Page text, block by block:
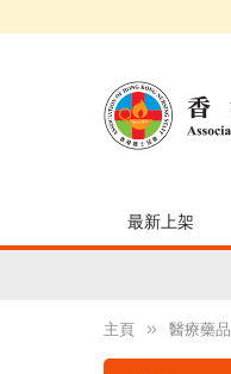
最新上架
主頁 醫療藥品